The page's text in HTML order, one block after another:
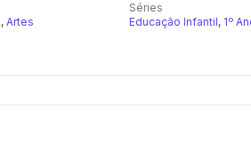
, Artes
Séries
Educação Infantil, 1º